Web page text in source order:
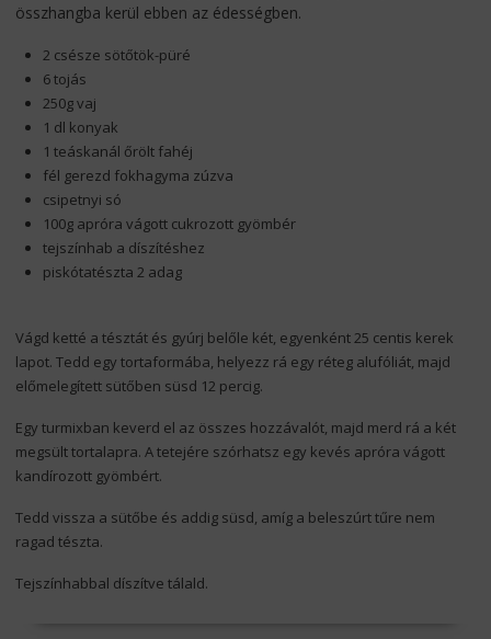
összhangba kerül ebben az édességben.
2 csésze sötőtök-püré
6 tojás
250g vaj
1 dl konyak
1 teáskanál őrölt fahéj
fél gerezd fokhagyma zúzva
csipetnyi só
100g apróra vágott cukrozott gyömbér
tejszínhab a díszítéshez
piskótatészta 2 adag
Vágd ketté a tésztát és gyúrj belőle két, egyenként 25 centis kerek
lapot. Tedd egy tortaformába, helyezz rá egy réteg alufóliát, majd
előmelegített sütőben süsd 12 percig.
Egy turmixban keverd el az összes hozzávalót, majd merd rá a két
megsült tortalapra. A tetejére szórhatsz egy kevés apróra vágott
kandírozott gyömbért.
Tedd vissza a sütőbe és addig süsd, amíg a beleszúrt tűre nem
ragad tészta.
Tejszínhabbal díszítve tálald.